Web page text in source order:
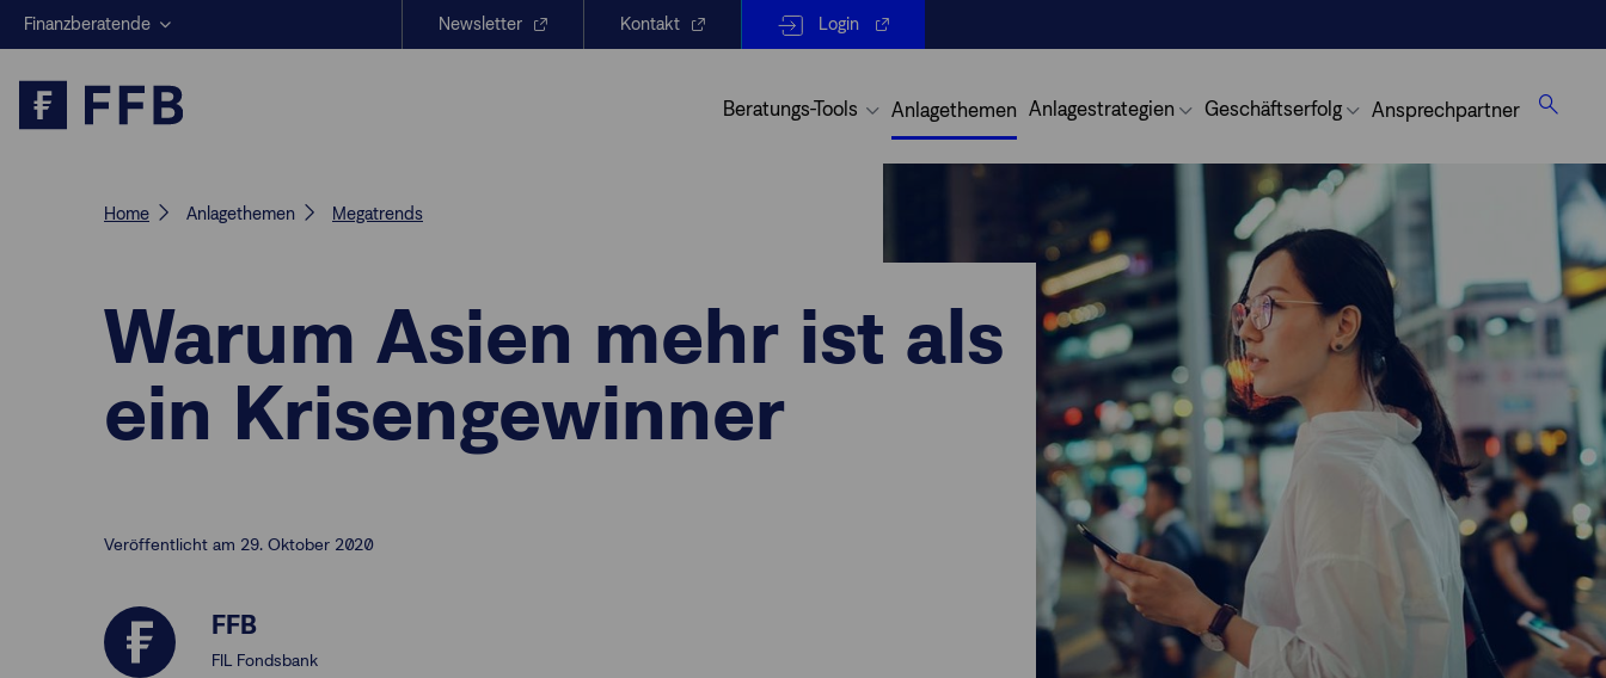
Finanzberatende
Anlegende
Newsletter Kontakt Login
Beratungs-Tools
Beratungs-Tools
Anlagethemen Anlagestrategien
Anlagestrategien
Geschäftserfolg
Geschäftserfolg
Ansprechpartner
Home Anlagethemen Megatrends
Warum Asien mehr ist als
ein Krisengewinner
Veröffentlicht am 29. Oktober 2020
FFB
FIL Fondsbank